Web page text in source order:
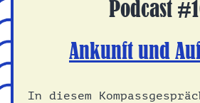
Podcast
Ankunft und
In diesem